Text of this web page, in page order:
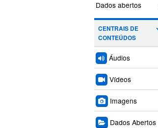
Dados abertos
CENTRAIS DE
CONTEÚDOS
Áudios
Vídeos
Imagens
Dados Abertos